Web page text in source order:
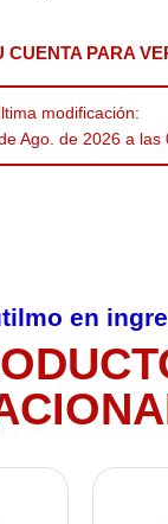
CUENTA PARA
modificación:
Ago. de 2026 a las
en